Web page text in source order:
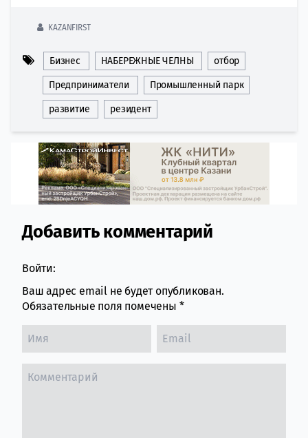
KAZANFIRST
Бизнес НАБЕРЕЖНЫЕ ЧЕЛНЫ отбор
Предприниматели Промышленный парк
развитие резидент
Comment section
Добавить комментарий
Войти:
Ваш адрес email не будет опубликован.
Обязательные поля помечены *